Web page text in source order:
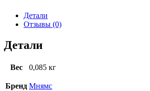
Детали
Отзывы (0)
Детали
Вес 0,085 кг
Бренд Мнямс